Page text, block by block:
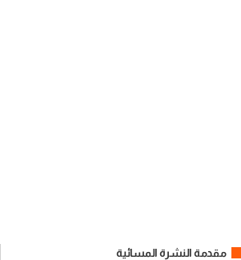
مقدمة النشرة المسائية